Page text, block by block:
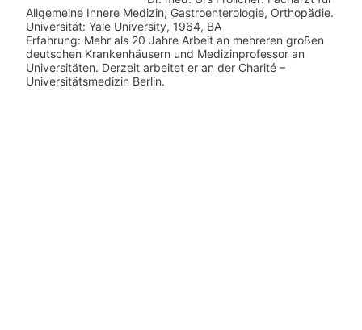
Allgemeine Innere Medizin, Gastroenterologie, Orthopädie.
Universität: Yale University, 1964, BA
Erfahrung: Mehr als 20 Jahre Arbeit an mehreren großen
deutschen Krankenhäusern und Medizinprofessor an
Universitäten. Derzeit arbeitet er an der Charité –
Universitätsmedizin Berlin.